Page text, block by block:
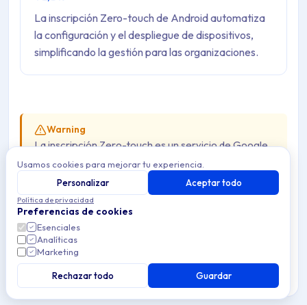
La inscripción Zero-touch de Android automatiza
la configuración y el despliegue de dispositivos,
simplificando la gestión para las organizaciones.
Warning
La inscripción Zero-touch es un servicio de Google
que requiere Google Mobile Services (GMS) y
está disponible en dispositivos AOSP. Para
inscribir dispositivos AOSP, usa el aprovisionamiento
con código QR. Consulta
para más detalles.
La inscripción Zero-touch de Android o el
aprovisionamiento Zero-touch de Android (ZTP) es un
Usamos cookies para mejorar tu experiencia.
Personalizar
Aceptar todo
Política de privacidad
Preferencias de cookies
Esenciales
Analíticas
Marketing
Rechazar todo Guardar